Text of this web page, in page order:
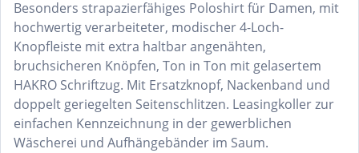
Besonders strapazierfähiges Poloshirt für Damen, mit
hochwertig verarbeiteter, modischer 4-Loch-
Knopfleiste mit extra haltbar angenähten,
bruchsicheren Knöpfen, Ton in Ton mit gelasertem
HAKRO Schriftzug. Mit Ersatzknopf, Nackenband und
doppelt geriegelten Seitenschlitzen. Leasingkoller zur
einfachen Kennzeichnung in der gewerblichen
Wäscherei und Aufhängebänder im Saum.